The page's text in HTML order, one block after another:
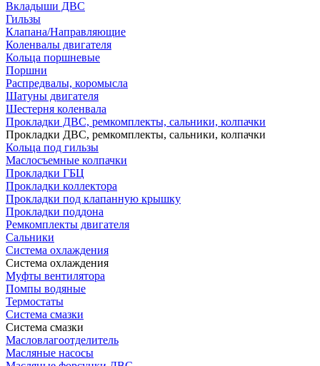
Вкладыши ДВС
Гильзы
Клапана/Направляющие
Коленвалы двигателя
Кольца поршневые
Поршни
Распредвалы, коромысла
Шатуны двигателя
Шестерня коленвала
Прокладки ДВС, ремкомплекты, сальники, колпачки
Прокладки ДВС, ремкомплекты, сальники, колпачки
Кольца под гильзы
Маслосъемные колпачки
Прокладки ГБЦ
Прокладки коллектора
Прокладки под клапанную крышку
Прокладки поддона
Ремкомплекты двигателя
Сальники
Система охлаждения
Система охлаждения
Муфты вентилятора
Помпы водяные
Термостаты
Система смазки
Система смазки
Масловлагоотделитель
Масляные насосы